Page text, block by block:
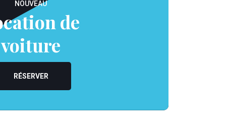
NOUVEAU
de
voiture
RÉSERVER